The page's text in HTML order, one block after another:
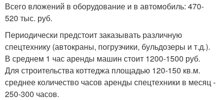
Всего вложений в оборудование и в автомобиль: 470-
520 тыс. руб.
Периодически предстоит заказывать различную
спецтехнику (автокраны, погрузчики, бульдозеры и т.д.).
В среднем 1 час аренды машин стоит 1200-1500 руб.
Для строительства коттеджа площадью 120-150 кв.м.
среднее количество часов аренды спецтехники в месяц -
250-300 часов.